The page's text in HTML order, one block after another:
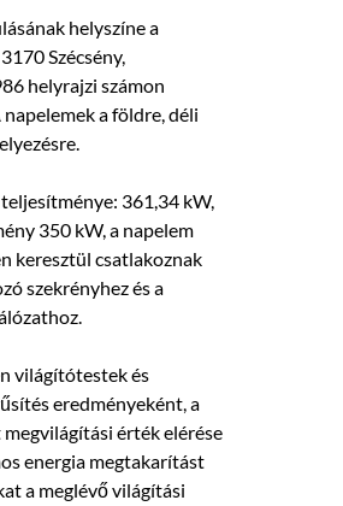
helyszíne a
Szécsény,
helyrajzi számon
a földre, déli
361,34 kW,
350 kW, a napelem
keresztül csatlakoznak
szekrényhez és a
világítótestek és
eredményeként, a
érték elérése
energia megtakarítást
a meglévő világítási